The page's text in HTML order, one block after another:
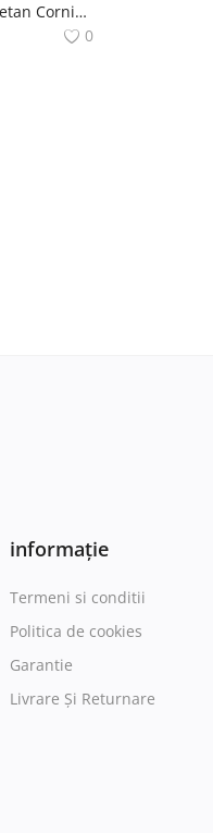
Cornișă Simplă Poliuretan Cornise Simple Decoratiuni Casa polure
0
informație
Termeni si conditii
Politica de cookies
Garantie
Livrare Și Returnare